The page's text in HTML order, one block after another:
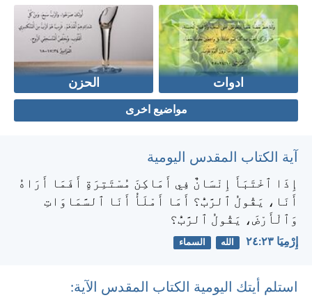
ادوات الحزن
مواضيع اخرى
آية الكتاب المقدس اليومية
إِذَا ٱخْتَبَأَ إِنْسَانٌ فِي أَمَاكِنَ مُسْتَتِرَةٍ أَفَمَا أَرَاهُ
أَنَا، يَقُولُ ٱلرَّبُّ؟ أَمَا أَمْلَأُ أَنَا ٱلسَّمَاوَاتِ
وَٱلْأَرْضَ، يَقُولُ ٱلرَّبُّ؟
إِرْمِيَا ٢٣:‏٢٤ الله السماء
استلم أيتك اليومية الكتاب المقدس الآية: